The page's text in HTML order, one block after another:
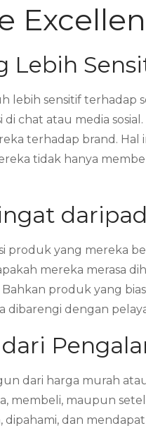
Lebih
lebih sensitif
chat atau media
terhadap brand.
tidak hanya
produk yang mereka
mereka merasa
produk yang
dibarengi dengan
dari harga murah
membeli, maupun
dipahami, dan